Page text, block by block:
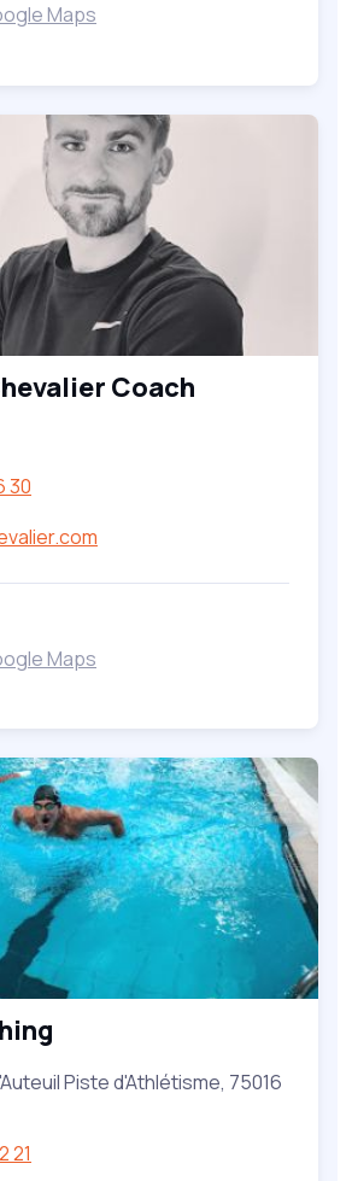
Maps
Coach
30
Maps
Piste d'Athlétisme, 75016
21